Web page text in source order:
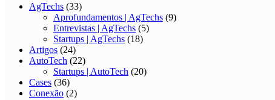
AgTechs (33)
Aprofundamentos | AgTechs (9)
Entrevistas | AgTechs (5)
Startups | AgTechs (18)
Artigos (24)
AutoTech (22)
Startups | AutoTech (20)
Cases (36)
Conexão (2)